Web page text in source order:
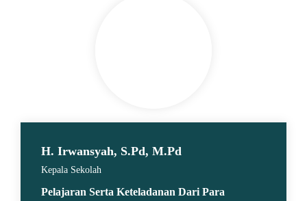
H. Irwansyah, S.Pd, M.Pd
Kepala Sekolah
Pelajaran Serta Keteladanan Dari Para